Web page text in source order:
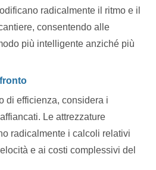
radicalmente il ritmo e il
consentendo alle
più intelligente anziché più
di efficienza, considera i
Le attrezzature
radicalmente i calcoli relativi
e ai costi complessivi del